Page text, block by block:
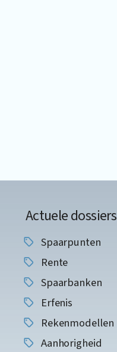
Actuele dossiers
Spaarpunten
Rente
Spaarbanken
Erfenis
Rekenmodellen
Aanhorigheid